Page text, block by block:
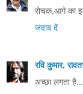
रोचक,आगे का
जवाब दें
रवि कुमार,
अच्छा लगता